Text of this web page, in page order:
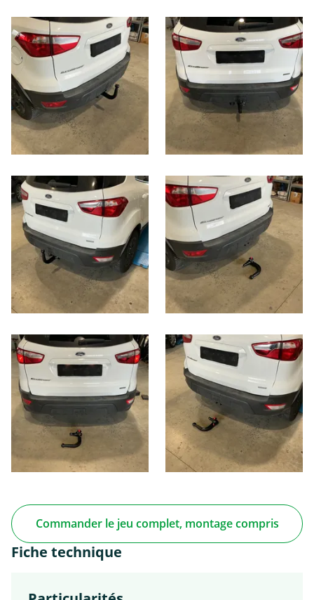
Commander le jeu complet, montage compris
Fiche technique